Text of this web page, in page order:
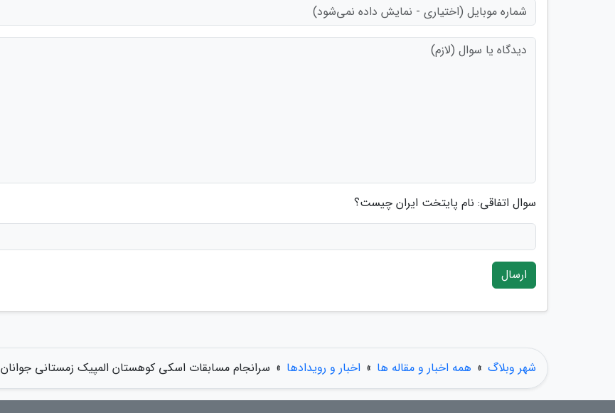
سوال اتفاقی: نام پایتخت ایران چیست؟
ارسال
شهر وبلاگ » همه اخبار و مقاله ها » اخبار و رویدادها » سرانجام مسابقات اسکی کوهستان المپیک زمستانی جوانان